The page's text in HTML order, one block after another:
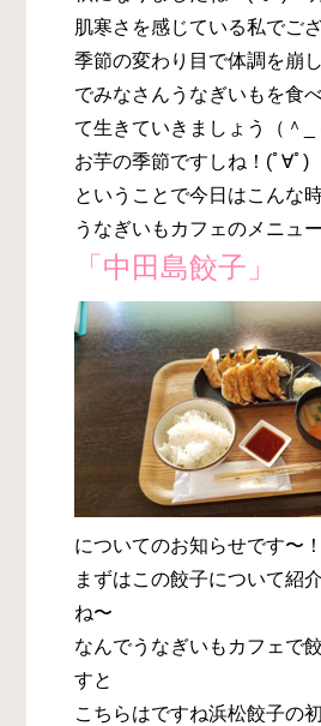
肌寒さを感じている私でご
季節の変わり目で体調を崩
でみなさんうなぎいもを食
て生きていきましょう（＾_
お芋の季節ですしね！(ﾟ∀ﾟ)
ということで今日はこんな
うなぎいもカフェのメニュー
「中田島餃子」
についてのお知らせです〜
まずはこの餃子について紹
ね〜
なんでうなぎいもカフェで
すと
こちらはですね浜松餃子の